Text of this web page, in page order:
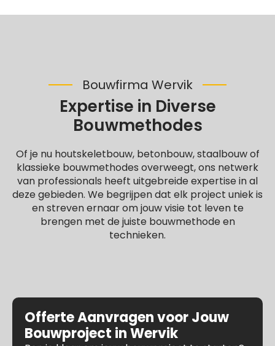
Bouwfirma Wervik
Expertise in Diverse
Bouwmethodes
Of je nu houtskeletbouw, betonbouw, staalbouw of
klassieke bouwmethodes overweegt, ons netwerk
van professionals heeft uitgebreide expertise in al
deze gebieden. We begrijpen dat elk project uniek is
en streven ernaar om jouw visie tot leven te
brengen met de juiste bouwmethode en
technieken.
Offerte Aanvragen voor Jouw
Bouwproject in Wervik